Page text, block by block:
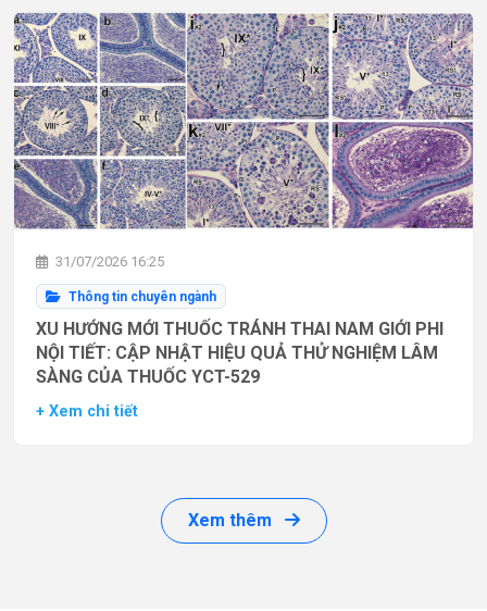
31/07/2026 16:25
Thông tin chuyên ngành
XU HƯỚNG MỚI THUỐC TRÁNH THAI NAM GIỚI PHI
NỘI TIẾT: CẬP NHẬT HIỆU QUẢ THỬ NGHIỆM LÂM
SÀNG CỦA THUỐC YCT-529
+ Xem chi tiết
Xem thêm